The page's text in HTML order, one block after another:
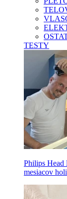
TESTY
Philips Head
mesiacov